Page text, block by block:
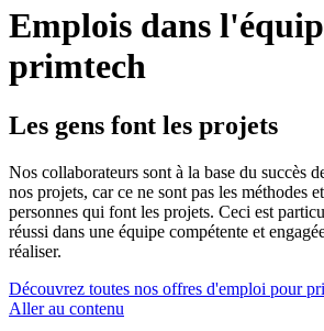
Emplois dans
primtech
Les gens font les projets
Nos collaborateurs sont à la base du succès
nos projets, car ce ne sont pas les méthodes
personnes qui font les projets. Ceci est
réussi dans une équipe compétente et
réaliser.
Découvrez toutes nos offres d'emploi pour
Aller au contenu